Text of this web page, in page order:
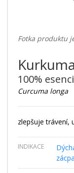
Fotka produktu
100%
Curcuma longa
zlepšuje trávení,
INDIKACE
zácpa